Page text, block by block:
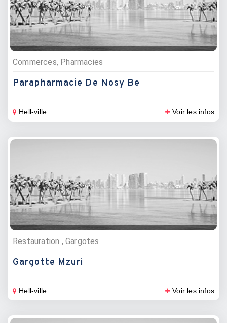
Commerces, Pharmacies
Parapharmacie De Nosy Be
Hell-ville Voir les infos
Restauration , Gargotes
Gargotte Mzuri
Hell-ville Voir les infos